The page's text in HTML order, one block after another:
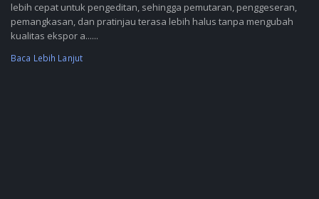
lebih cepat untuk pengeditan, sehingga pemutaran, penggeseran,
pemangkasan, dan pratinjau terasa lebih halus tanpa mengubah
kualitas ekspor a......
Baca Lebih Lanjut